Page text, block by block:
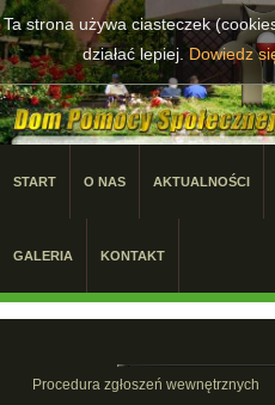
Ta strona używa ciasteczek
działać lepiej.Dowiedz
START O NAS AKTUALNOŚCI
GALERIA KONTAKT
Procedura zgłoszeń wewnętrznych